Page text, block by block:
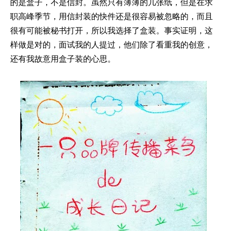
职高峰季节，用信封装的快件还是很容易被忽略的，而且
很有可能被秘书打开，所以我选择了盒装。事实证明，这
样做是对的，面试我的人提过，他们除了看重我的创意，
还有我故意用盒子装的心思。